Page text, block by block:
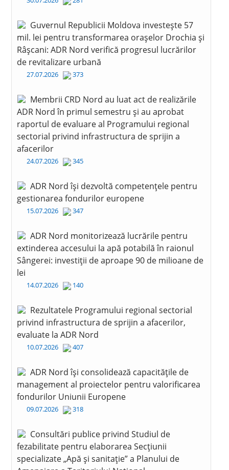
Guvernul Republicii Moldova investește 57
mil. lei pentru transformarea orașelor Drochia și
Râșcani: ADR Nord verifică progresul lucrărilor
de revitalizare urbană
27.07.2026 373
Membrii CRD Nord au luat act de realizările
ADR Nord în primul semestru și au aprobat
raportul de evaluare al Programului regional
sectorial privind infrastructura de sprijin a
afacerilor
24.07.2026 345
ADR Nord își dezvoltă competențele pentru
gestionarea fondurilor europene
15.07.2026 347
ADR Nord monitorizează lucrările pentru
extinderea accesului la apă potabilă în raionul
Sângerei: investiții de aproape 90 de milioane de
lei
14.07.2026 140
Rezultatele Programului regional sectorial
privind infrastructura de sprijin a afacerilor,
evaluate la ADR Nord
10.07.2026 407
ADR Nord își consolidează capacitățile de
management al proiectelor pentru valorificarea
fondurilor Uniunii Europene
09.07.2026 318
Consultări publice privind Studiul de
fezabilitate pentru elaborarea Secțiunii
specializate „Apă și sanitație” a Planului de